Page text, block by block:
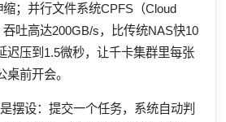
；并行文件系统CPFS（Cloud
吐高达200GB/s，比传统NAS快10
迟压到1.5微秒，让千卡集群里每张
前开会。
是摆设：提交一个任务，系统自动判